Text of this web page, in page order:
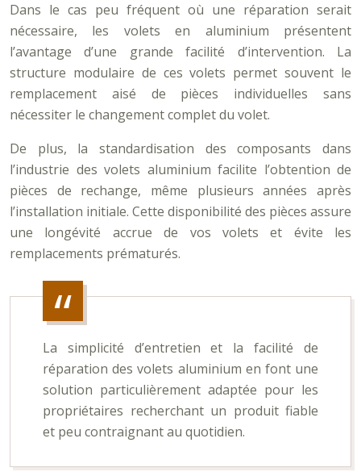
Dans le cas peu fréquent où une réparation serait
nécessaire, les volets en aluminium présentent
l’avantage d’une grande facilité d’intervention. La
structure modulaire de ces volets permet souvent le
remplacement aisé de pièces individuelles sans
nécessiter le changement complet du volet.
De plus, la standardisation des composants dans
l’industrie des volets aluminium facilite l’obtention de
pièces de rechange, même plusieurs années après
l’installation initiale. Cette disponibilité des pièces assure
une longévité accrue de vos volets et évite les
remplacements prématurés.
La simplicité d’entretien et la facilité de
réparation des volets aluminium en font une
solution particulièrement adaptée pour les
propriétaires recherchant un produit fiable
et peu contraignant au quotidien.